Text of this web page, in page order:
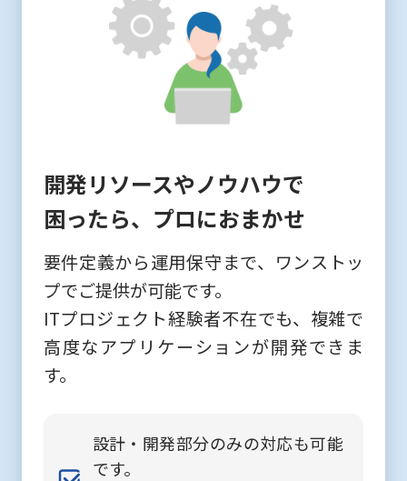
開発リソースやノウハウで
困ったら、プロにおまかせ
要件定義から運用保守まで、ワンストッ
プでご提供が可能です。
ITプロジェクト経験者不在でも、複雑で
高度なアプリケーションが開発できま
す。
設計・開発部分のみの対応も可能
です。